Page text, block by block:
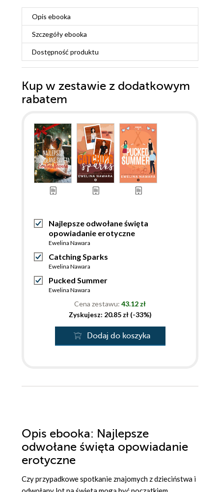
Opis ebooka
Szczegółyebooka
Dostępność produktu
Kup w zestawie z dodatkowym
rabatem
Najlepsze odwołane święta
opowiadanie erotyczne
Ewelina Nawara
Catching Sparks
Ewelina Nawara
Pucked Summer
Ewelina Nawara
Cena zestawu: 43.12 zł
Zyskujesz: 20.85 zł (-33%)
Dodaj do koszyka
Opis ebooka: Najlepsze
odwołane święta opowiadanie
erotyczne
Czy przypadkowe spotkanie znajomych z dzieciństwa i